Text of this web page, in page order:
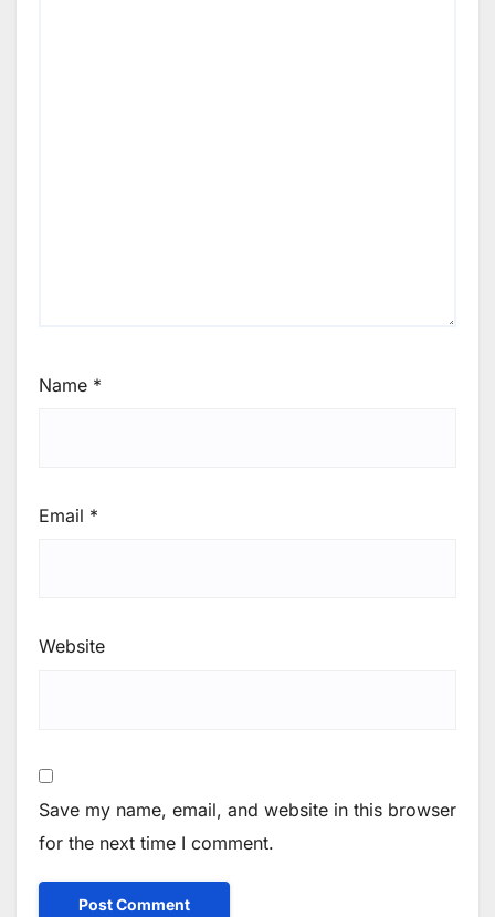
Name *
Email *
Website
Save my name, email, and website in this browser
for the next time I comment.